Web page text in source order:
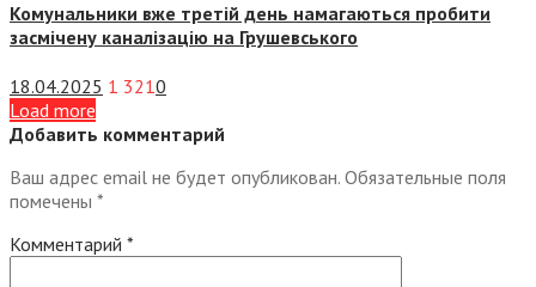
Комунальники вже третій день намагаються пробити
засмічену каналізацію на Грушевського
18.04.2025 1 3210
Load more
Добавить комментарий
Ваш адрес email не будет опубликован. Обязательные поля
помечены *
Комментарий *